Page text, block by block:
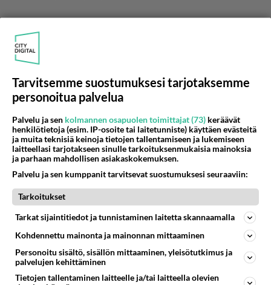
koristekasvi. Siitäkin käytettiin paahdtut juuret -
ei lehtiä.
ei helppoa
2010-10-20 12:45:19
Hyvää kahvia saa mm. kahvipaahtimoiden
kahviloista, joissa myydään aamulla paahdettua
huononee jo parissa päivässä, ja marketeissa
myytävät kahvipaketit ovat kaikki hyvin kaukana
(vihreät pavut) sen sijaan säilyy hyvin ja aromi
vain pehmenee ja paranee parin vuoden
säilytyksessä, sellaista kannattaa hankkia kotiin
ja paahtaa itse rännärillä ja jauhaa kahvimyllyllä
juuri ennen kahvipannussa haudutusta.
Tarvitsemme suostumuksesi tarjotaksemme
personoitua palvelua
Palvelu ja sen kolmannen osapuolen toimittajat (73) keräävät
henkilötietoja (esim. IP-osoite tai laitetunniste) käyttäen evästeitä
ja muita teknisiä keinoja tietojen tallentamiseen ja lukemiseen
laitteellasi tarjotakseen sinulle tarkoituksenmukaisia mainoksia
ja parhaan mahdollisen asiakaskokemuksen.
Palvelu ja sen kumppanit tarvitsevat suostumuksesi seuraaviin:
Tarkoitukset
Tarkat sijaintitiedot ja tunnistaminen laitetta skannaamalla
Kohdennettu mainonta ja mainonnan mittaaminen
Personoitu sisältö, sisällön mittaaminen, yleisötutkimus ja
palvelujen kehittäminen
Tietojen tallentaminen laitteelle ja/tai laitteella olevien